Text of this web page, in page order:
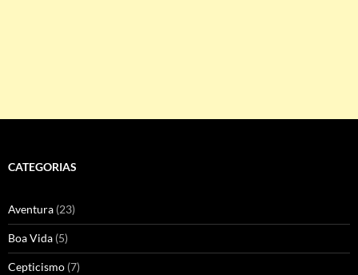
CATEGORIAS
Aventura (23)
Boa Vida (5)
Cepticismo (7)